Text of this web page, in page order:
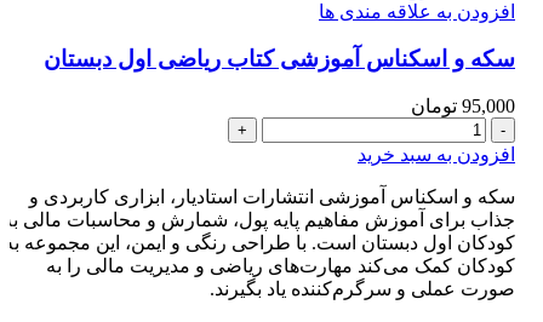
افزودن به علاقه مندی ها
سکه و اسکناس آموزشی کتاب ریاضی اول دبستان
95,000 تومان
سکه
و
آموزشی
کتاب
ریاضی
اول
دبستان
افزودن به سبد خرید
سکه و اسکناس آموزشی انتشارات استادیار، ابزاری کاربردی و
جذاب برای آموزش مفاهیم پایه پول، شمارش و محاسبات مالی به
کودکان اول دبستان است. با طراحی رنگی و ایمن، این مجموعه به
کودکان کمک می‌کند مهارت‌های ریاضی و مدیریت مالی را به
صورت عملی و سرگرم‌کننده یاد بگیرند.